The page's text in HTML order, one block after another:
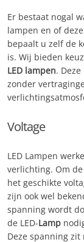
Er bestaat nogal
lampen en of deze
bepaalt u zelf de
is. Wij bieden
LED lampen.
zonder
Voltage
LED Lampen
verlichting. Om
het geschikte
zijn ook wel
spanning wordt
de LED-Lamp
Deze spanning zit